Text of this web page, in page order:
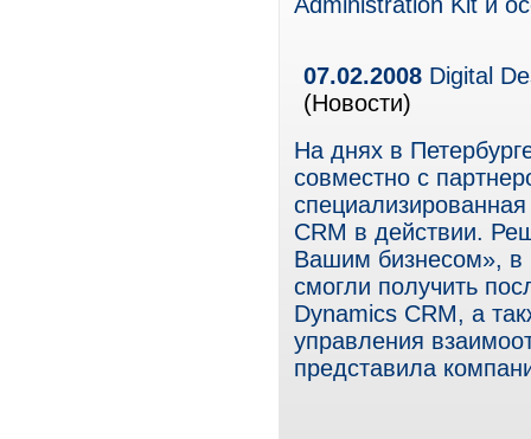
07.02.2008 Digital
(Новости)
На днях в
совместно с
CRM в действии.
Вашим бизнесом», в
смогли получить
Dynamics CRM, а
управления
представила